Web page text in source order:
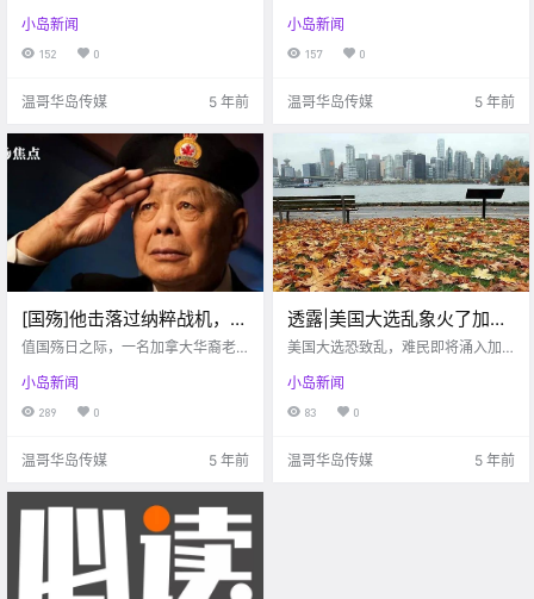
小岛新闻
152 0
温哥华岛传媒 5 年前
小岛新闻
157 0
温哥华岛传媒 5 年前
[国殇]他击落过纳粹战机，他
是国家柱石，他是华人的脊
值国殇日之际，一名加拿大华裔老
小岛新闻
289 0
温哥华岛传媒 5 年前
透露|美国大选乱象火了加拿
大这个地方,大选难民将拖家
美国大选恐致乱，难民即将涌入加
小岛新闻
83 0
温哥华岛传媒 5 年前